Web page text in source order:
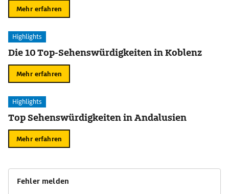
Mehr erfahren
Highlights
Die 10 Top-Sehenswürdigkeiten in Koblenz
Mehr erfahren
Highlights
Top Sehenswürdigkeiten in Andalusien
Mehr erfahren
Fehler melden